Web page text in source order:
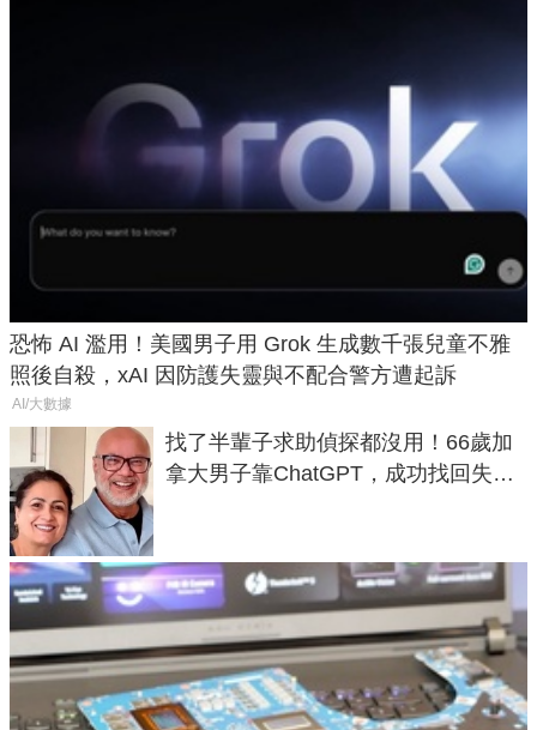
恐怖 AI 濫用！美國男子用 Grok 生成數千張兒童不雅
照後自殺，xAI 因防護失靈與不配合警方遭起訴
AI/大數據
找了半輩子求助偵探都沒用！66歲加
拿大男子靠ChatGPT，成功找回失散